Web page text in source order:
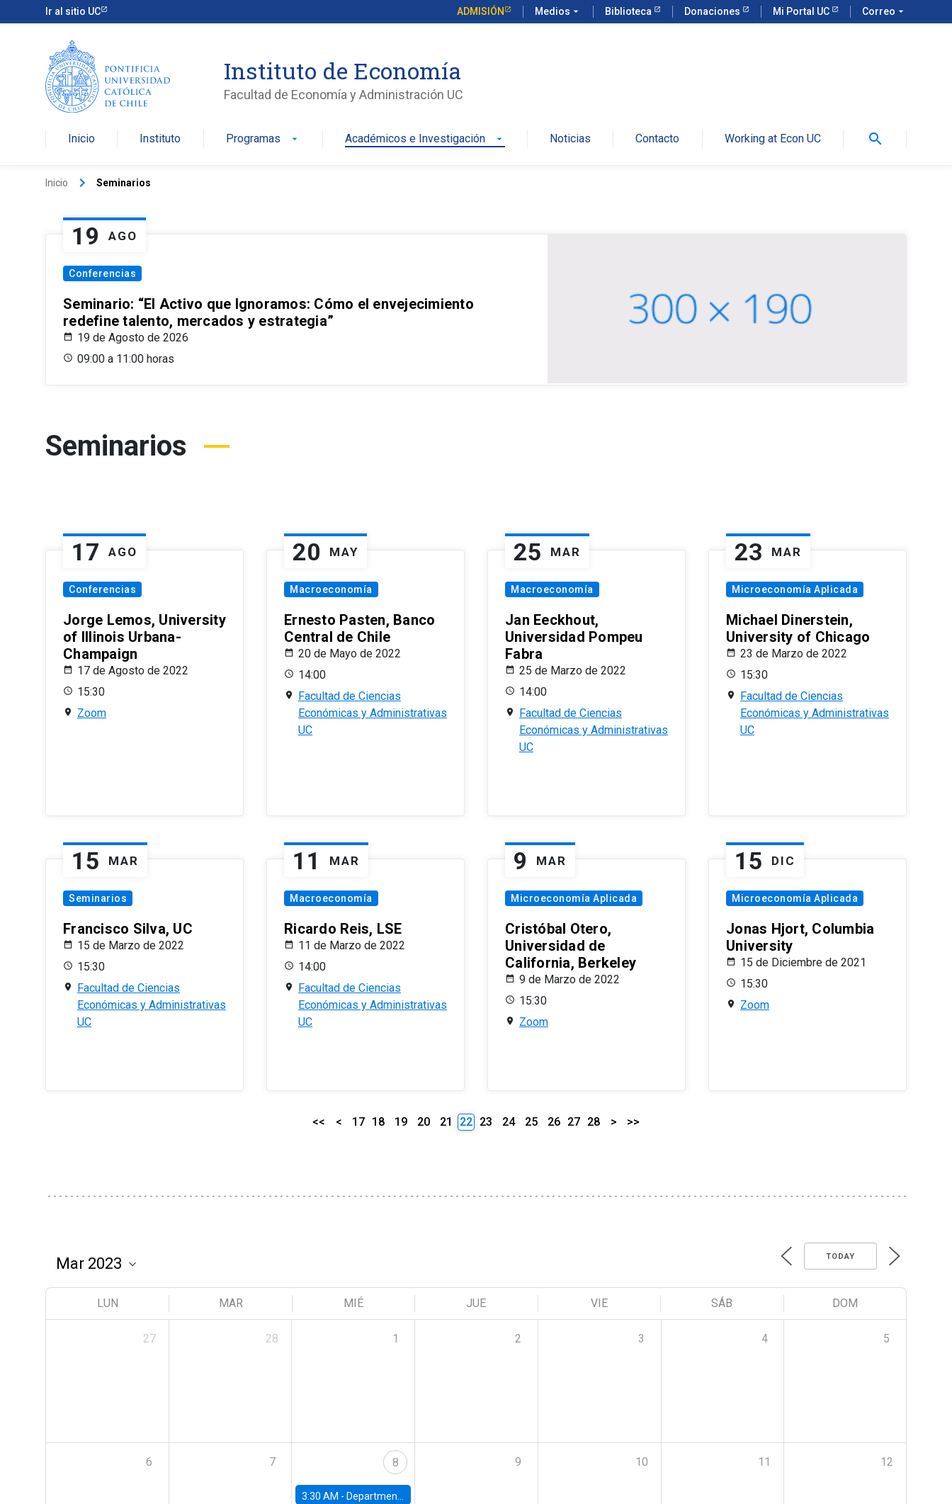
Ir al sitio UC ADMISIÓN Medios arrow_drop_down Biblioteca Donaciones Mi Portal UC Correo arrow_drop_down
Instituto de Economía
Facultad de Economía y Administración UC
Inicio Instituto Programas arrow_drop_down Académicos e Investigación arrow_drop_down Noticias Contacto Working at Econ UC search
Inicio keyboard_arrow_right Seminarios
19 AGO
Conferencias
Seminario: “El Activo que Ignoramos: Cómo el envejecimiento
redefine talento, mercados y estrategia”
19 de Agosto de 2026
09:00 a 11:00 horas
Seminarios
17 AGO
Conferencias
Jorge Lemos, University
of Illinois Urbana-
Champaign
17 de Agosto de 2022
15:30
Zoom
20 MAY
Macroeconomía
Ernesto Pasten, Banco
Central de Chile
20 de Mayo de 2022
14:00
Facultad de Ciencias
Económicas y Administrativas
UC
25 MAR
Macroeconomía
Jan Eeckhout,
Universidad Pompeu
Fabra
25 de Marzo de 2022
14:00
Facultad de Ciencias
Económicas y Administrativas
UC
23 MAR
Microeconomía Aplicada
Michael Dinerstein,
University of Chicago
23 de Marzo de 2022
15:30
Facultad de Ciencias
Económicas y Administrativas
UC
15 MAR
Seminarios
Francisco Silva, UC
15 de Marzo de 2022
15:30
Facultad de Ciencias
Económicas y Administrativas
UC
11 MAR
Macroeconomía
Ricardo Reis, LSE
11 de Marzo de 2022
14:00
Facultad de Ciencias
Económicas y Administrativas
UC
9 MAR
Microeconomía Aplicada
Cristóbal Otero,
Universidad de
California, Berkeley
9 de Marzo de 2022
15:30
Zoom
15 DIC
Microeconomía Aplicada
Jonas Hjort, Columbia
University
15 de Diciembre de 2021
15:30
Zoom
<< < 17 18 19 20 21 22 23 24 25 26 27 28 > >>
TODAY
LUN MAR MIÉ JUE VIE SÁB DOM
27 28 1 2 3 4 5
6 7 8
3:30 AM - Department Seminar: James Robinson
9 10 11 12